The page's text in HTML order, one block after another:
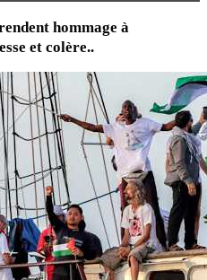
hommage à
et colère..